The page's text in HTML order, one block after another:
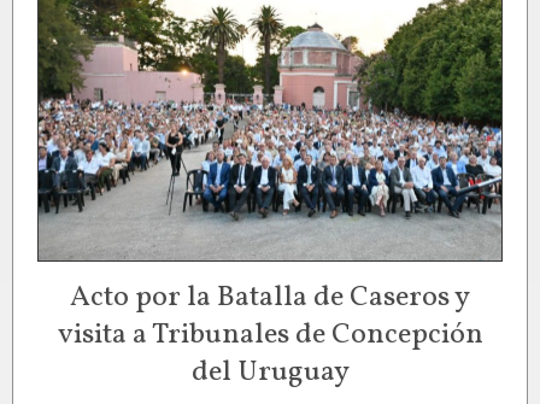
Acto por la Batalla de Caseros y
visita a Tribunales de Concepción
del Uruguay